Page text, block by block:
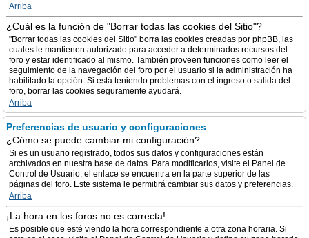
Arriba
¿Cuál es la función de "Borrar todas las cookies del Sitio"?
"Borrar todas las cookies del Sitio" borra las cookies creadas por phpBB, las
cuales le mantienen autorizado para acceder a determinados recursos del
foro y estar identificado al mismo. También proveen funciones como leer el
seguimiento de la navegación del foro por el usuario si la administración ha
habilitado la opción. Si está teniendo problemas con el ingreso o salida del
foro, borrar las cookies seguramente ayudará.
Arriba
Preferencias de usuario y configuraciones
¿Cómo se puede cambiar mi configuración?
Si es un usuario registrado, todos sus datos y configuraciones están
archivados en nuestra base de datos. Para modificarlos, visite el Panel de
Control de Usuario; el enlace se encuentra en la parte superior de las
páginas del foro. Este sistema le permitirá cambiar sus datos y preferencias.
Arriba
¡La hora en los foros no es correcta!
Es posible que esté viendo la hora correspondiente a otra zona horaria. Si